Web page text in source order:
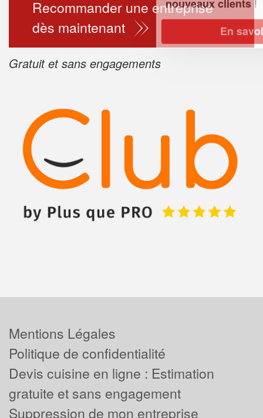
Recommander une entreprise
dès maintenant
Gratuit et sans engagements
nouveaux clients
En savoir plus
Mentions Légales
Politique de confidentialité
Devis cuisine en ligne : Estimation
gratuite et sans engagement
Suppression de mon entreprise